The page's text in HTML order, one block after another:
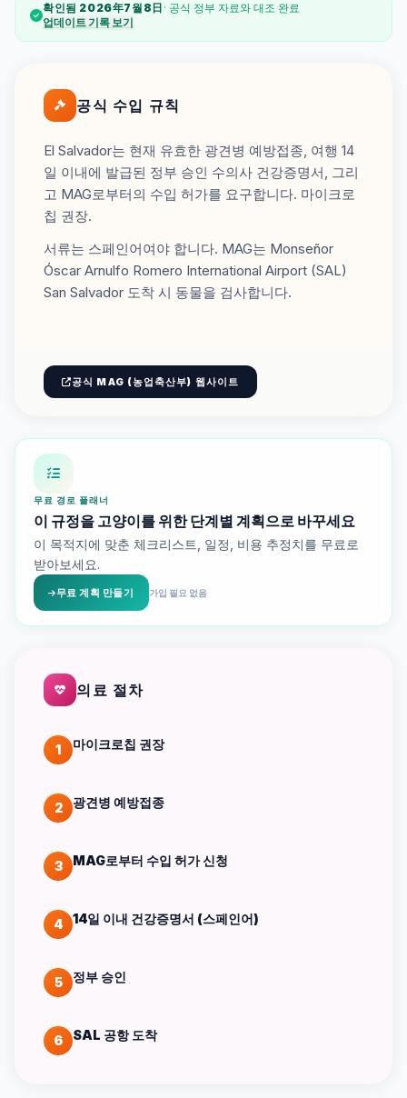
확인됨 2026年7월8日 · 공식 정부 자료와 대조 완료
업데이트 기록 보기
공식 수입 규칙
El Salvador는 현재 유효한 광견병 예방접종, 여행 14
일 이내에 발급된 정부 승인 수의사 건강증명서, 그리
고 MAG로부터의 수입 허가를 요구합니다. 마이크로
칩 권장.
서류는 스페인어여야 합니다. MAG는 Monseñor
Óscar Arnulfo Romero International Airport (SAL)
San Salvador 도착 시 동물을 검사합니다.
공식 MAG (농업축산부) 웹사이트
무료 경로 플래너
이 규정을 고양이를 위한 단계별 계획으로 바꾸세요
이 목적지에 맞춘 체크리스트, 일정, 비용 추정치를 무료로
받아보세요.
무료 계획 만들기 가입 필요 없음
의료 절차
1 마이크로칩 권장
2 광견병 예방접종
3 MAG로부터 수입 허가 신청
4 14일 이내 건강증명서 (스페인어)
5 정부 승인
6 SAL 공항 도착